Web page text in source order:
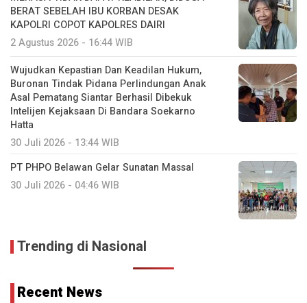
BERAT SEBELAH IBU KORBAN DESAK
KAPOLRI COPOT KAPOLRES DAIRI
2 Agustus 2026 - 16:44 WIB
Wujudkan Kepastian Dan Keadilan Hukum,
Buronan Tindak Pidana Perlindungan Anak
Asal Pematang Siantar Berhasil Dibekuk
Intelijen Kejaksaan Di Bandara Soekarno
Hatta
30 Juli 2026 - 13:44 WIB
PT PHPO Belawan Gelar Sunatan Massal
30 Juli 2026 - 04:46 WIB
Trending di Nasional
Recent News